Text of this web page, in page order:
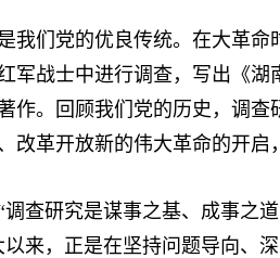
们党的优良传统。在大革命
军战士中进行调查，写出《湖
作。回顾我们党的历史，调
改革开放新的伟大革命的开启
研究是谋事之基、成事之道
来，正是在坚持问题导向、